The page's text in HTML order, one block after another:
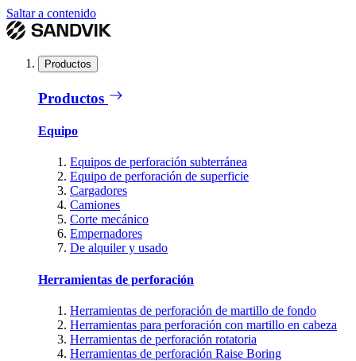
Saltar a contenido
Productos
Productos
Equipo
Equipos de perforación subterránea
Equipo de perforación de superficie
Cargadores
Camiones
Corte mecánico
Empernadores
De alquiler y usado
Herramientas de perforación
Herramientas de perforación de martillo de fondo
Herramientas para perforación con martillo en cabeza
Herramientas de perforación rotatoria
Herramientas de perforación Raise Boring